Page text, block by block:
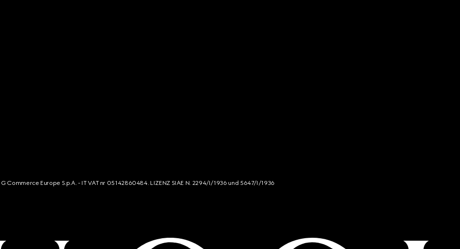
Commerce Europe S.p.A. - IT VAT nr 05142860484. LIZENZ SIAE N. 2294/I/1936 und 5647/I/1936